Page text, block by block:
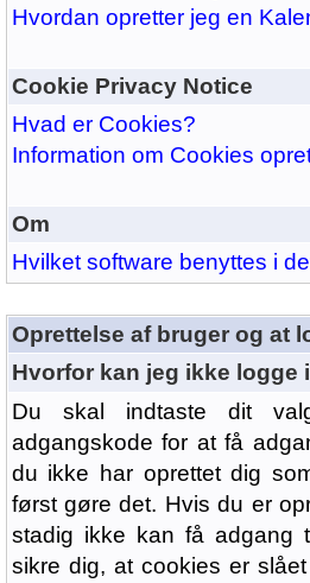
Hvordan opretter jeg en
Cookie Privacy Notice
Hvad er Cookies?
Information om Cookies
Om
Hvilket software benyttes i
Oprettelse af bruger og at
Hvorfor kan jeg ikke logge
Du skal indtaste dit
adgangskode for at få
du ikke har oprettet dig
først gøre det. Hvis du er
stadig ikke kan få adgang
sikre dig, at cookies er